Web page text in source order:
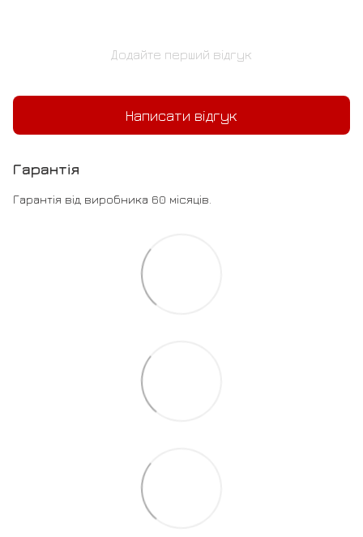
Додайте перший відгук
Написати відгук
Гарантія
Гарантія від виробника 60 місяців.